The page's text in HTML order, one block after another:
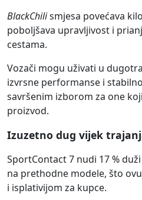
BlackChilismjesa povećava
poboljšava upravljivost i
cestama.
Vozači mogu uživati u
izvrsne performanse i
savršenim izborom za one
proizvod.
Izuzetno dug vijek
SportContact 7 nudi 17 %
na prethodne modele, što
i isplativijom za kupce.